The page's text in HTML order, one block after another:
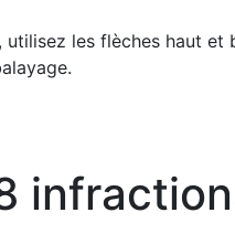
les flèches haut